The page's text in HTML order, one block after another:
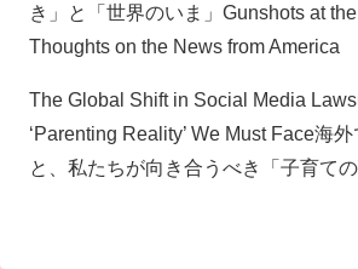
き」と「世界のいま」Gunshots at
Thoughts on the News from America
The Global Shift in Social Media
‘Parenting Reality’ We Must Face海
と、私たちが向き合うべき「子育ての